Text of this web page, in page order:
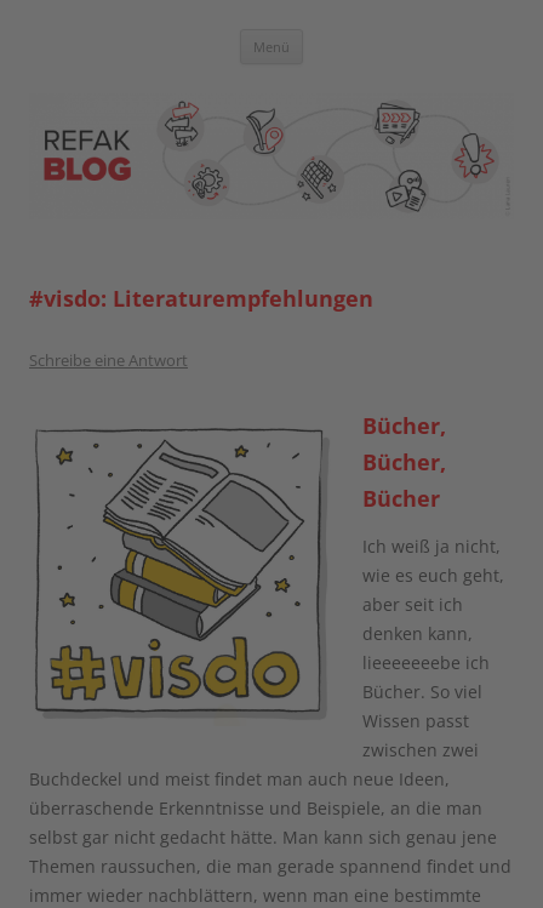
Blog der Referent:innen Akademie
Menü
#visdo: Literaturempfehlungen
Schreibe eine Antwort
Bücher,
Bücher,
Bücher
Ich weiß ja nicht,
wie es euch geht,
aber seit ich
denken kann,
lieeeeeeebe ich
Bücher. So viel
Wissen passt
zwischen zwei
Buchdeckel und meist findet man auch neue Ideen,
überraschende Erkenntnisse und Beispiele, an die man
selbst gar nicht gedacht hätte. Man kann sich genau jene
Themen raussuchen, die man gerade spannend findet und
immer wieder nachblättern, wenn man eine bestimmte